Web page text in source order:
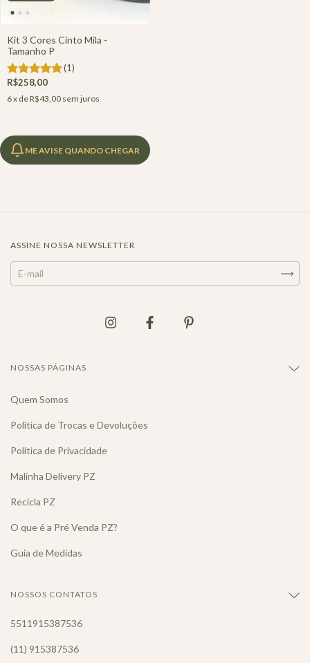
Kit 3 Cores Cinto Mila -
Tamanho P
(1)
R$258,00
6x deR$43,00 sem juros
ME AVISE QUANDO CHEGAR
ASSINE NOSSA NEWSLETTER
NOSSAS PÁGINAS
Quem Somos
Política de Trocas e Devoluções
Política de Privacidade
Malinha Delivery PZ
Recicla PZ
O que é a Pré Venda PZ?
Guia de Medidas
NOSSOS CONTATOS
5511915387536
(11) 915387536